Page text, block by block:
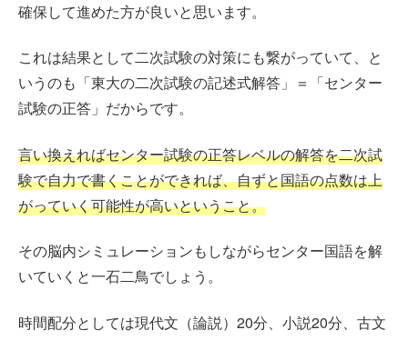
確保して進めた方が良いと思います。
これは結果として二次試験の対策にも繋がっていて、と
いうのも「東大の二次試験の記述式解答」＝「センター
試験の正答」だからです。
言い換えればセンター試験の正答レベルの解答を二次試
験で自力で書くことができれば、自ずと国語の点数は上
がっていく可能性が高いということ。
その脳内シミュレーションもしながらセンター国語を解
いていくと一石二鳥でしょう。
時間配分としては現代文（論説）20分、小説20分、古文